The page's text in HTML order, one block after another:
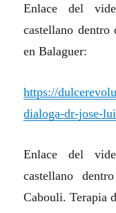
Enlace del
castellano dentro
en Balaguer:
https://
dialoga-dr-jose-
Enlace del
castellano
Cabouli. Terapia